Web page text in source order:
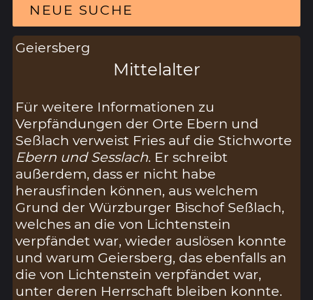
NEUE SUCHE
Geiersberg
Mittelalter
Für weitere Informationen zu
Verpfändungen der Orte Ebern und
Seßlach verweist Fries auf die Stichworte
Ebern und Sesslach. Er schreibt
außerdem, dass er nicht habe
herausfinden können, aus welchem
Grund der Würzburger Bischof Seßlach,
welches an die von Lichtenstein
verpfändet war, wieder auslösen konnte
und warum Geiersberg, das ebenfalls an
die von Lichtenstein verpfändet war,
unter deren Herrschaft bleiben konnte.